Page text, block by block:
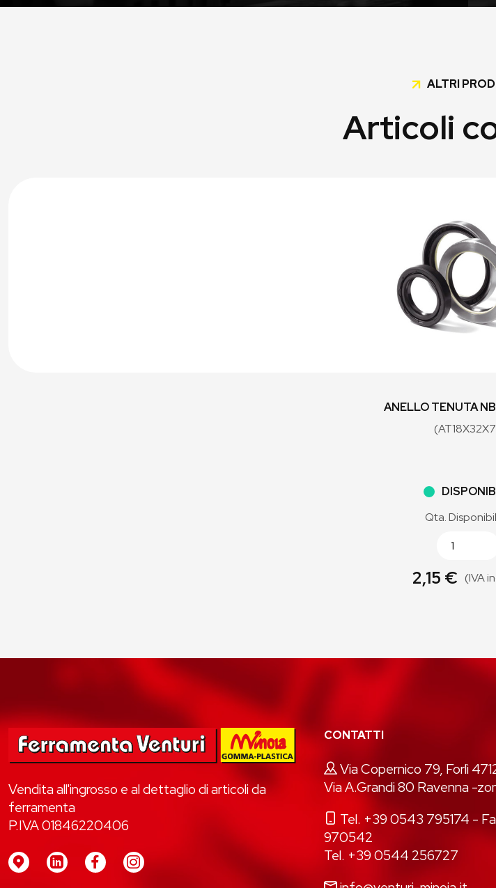
ALTRI
Articoli
ANELLO TENUTA
Qta.
2,15 € (IVA
Vendita all'ingrosso e al dettaglio di articoli da
ferramenta
P.IVA 01846220406
CONTATTI
Via Copernico 79, Forlì
Via A.Grandi 80 Ravenna -
Tel. +39 0543 795174 -
970542
Tel. +39 0544 256727